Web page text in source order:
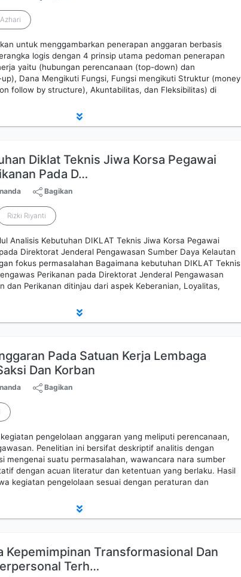
untuk menggambarkan penerapan anggaran berbasis
logis dengan 4 prinsip utama pedoman penerapan
yaitu (hubungan perencanaan (top-down) dan
Dana Mengikuti Fungsi, Fungsi mengikuti Struktur (money
follow by structure), Akuntabilitas, dan Fleksibilitas) di
Diklat Teknis Jiwa Korsa Pegawai
Pada D…
Bagikan
Rizki Riyanti
Analisis Kebutuhan DIKLAT Teknis Jiwa Korsa Pegawai
Direktorat Jenderal Pengawasan Sumber Daya Kelautan
fokus permasalahan Bagaimana kebutuhan DIKLAT Teknis
Perikanan pada Direktorat Jenderal Pengawasan
dan Perikanan ditinjau dari aspek Keberanian, Loyalitas,
Pada Satuan Kerja Lembaga
Dan Korban
Bagikan
pengelolaan anggaran yang meliputi perencanaan,
Penelitian ini bersifat deskriptif analitis dengan
mengenai suatu permasalahan, wawancara nara sumber
dengan acuan literatur dan ketentuan yang berlaku. Hasil
kegiatan pengelolaan sesuai dengan peraturan dan
Kepemimpinan Transformasional Dan
Terh…